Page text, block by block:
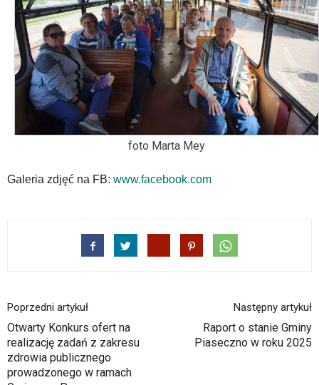
pomocą
klawiszy
strzałek
lub
odpowiadających
skrótów
klawiaturowych
mogą
być
danej
platformy.
foto Marta Mey
Galeria zdjęć na FB: www.facebook.com
Poprzedni artykuł
Otwarty Konkurs ofert na
realizację zadań z zakresu
zdrowia publicznego
prowadzonego w ramach
Następny artykuł
Raport o stanie Gminy
Piaseczno w roku 2025